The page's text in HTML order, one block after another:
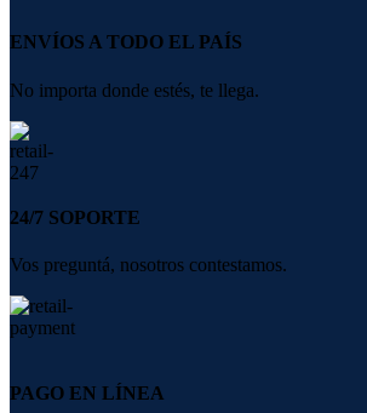
ENVÍOS A TODO EL PAÍS
No importa donde estés, te llega.
24/7 SOPORTE
Vos preguntá, nosotros contestamos.
PAGO EN LÍNEA